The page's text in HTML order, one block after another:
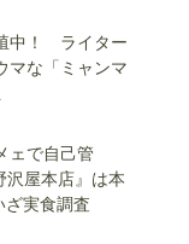
中！ ライター
マな「ミャンマ
ェで自己管
屋本店』は本
実食調査